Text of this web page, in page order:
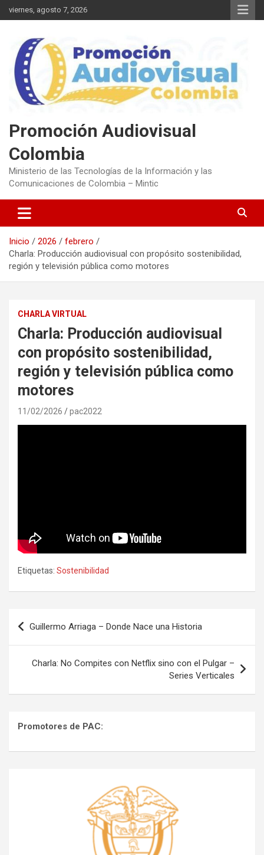
Saltar
al
viernes, agosto 7, 2026
Promoción Audiovisual
Colombia
Ministerio de las Tecnologías de la Información y las
Comunicaciones de Colombia – Mintic
Inicio 2026
febrero
Charla: Producción audiovisual con propósito sostenibilidad,
región y televisión pública como motores
CHARLA VIRTUAL
Charla: Producción audiovisual
con propósito sostenibilidad,
región y televisión pública como
motores
11/02/2026 pac2022
Etiquetas: Sostenibilidad
Navegación
de
entradas
Guillermo Arriaga – Donde Nace una Historia
Charla: No Compites con Netflix sino con el Pulgar –
Series Verticales
Promotores de PAC: